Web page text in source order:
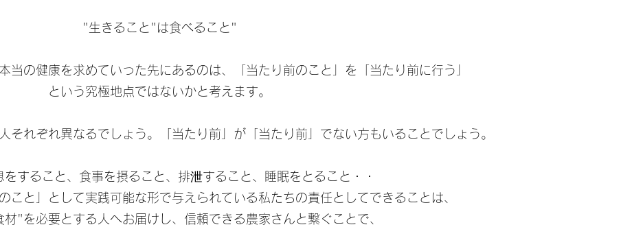
"生きること"は食べること"
当の健康を求めていった先にあるのは、「当たり前のこと」を「当たり前に行う」
という究極地点ではないかと考えます。
それぞれ異なるでしょう。「当たり前」が「当たり前」でない方もいることでしょう。
をすること、食事を摂ること、排泄すること、睡眠をとること・・
こと」として実践可能な形で与えられている私たちの責任としてできることは、
材"を必要とする人へお届けし、信頼できる農家さんと繋ぐことで、